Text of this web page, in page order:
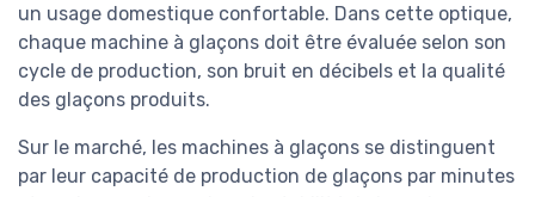
un usage domestique confortable. Dans cette optique,
chaque machine à glaçons doit être évaluée selon son
cycle de production, son bruit en décibels et la qualité
des glaçons produits.
Sur le marché, les machines à glaçons se distinguent
par leur capacité de production de glaçons par minutes